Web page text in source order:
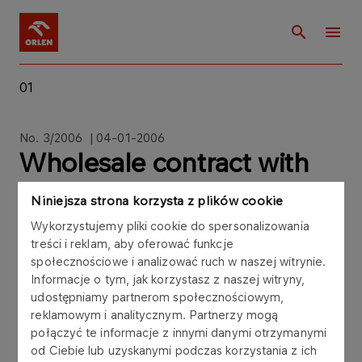
Niniejsza strona korzysta z plików cookie
Wykorzystujemy pliki cookie do spersonalizowania
treści i reklam, aby oferować funkcje
społecznościowe i analizować ruch w naszej witrynie.
Informacje o tym, jak korzystasz z naszej witryny,
udostępniamy partnerom społecznościowym,
reklamowym i analitycznym. Partnerzy mogą
połączyć te informacje z innymi danymi otrzymanymi
od Ciebie lub uzyskanymi podczas korzystania z ich
01
No. 3/2006 | 04-01-2006
Wholesale contract with
Shell Polska Sp. z o.o.
Regulatory announcement no 3/2006 dated
January 4th , 2006
Polski Koncern Naftowy ORLEN S.A. (“PKN